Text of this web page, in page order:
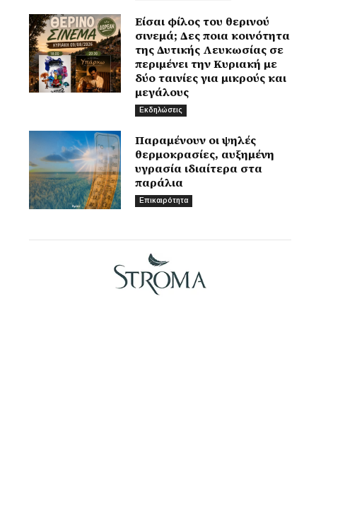
Είσαι φίλος του θερινού
σινεμά; Δες ποια κοινότητα
της Δυτικής Λευκωσίας σε
περιμένει την Κυριακή με
δύο ταινίες για μικρούς και
μεγάλους
Εκδηλώσεις
Παραμένουν οι ψηλές
θερμοκρασίες, αυξημένη
υγρασία ιδιαίτερα στα
παράλια
Επικαιρότητα